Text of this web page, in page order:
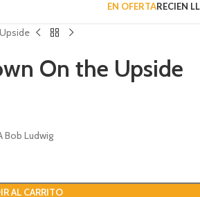
EN OFERTARECIEN
On the Upside
Bob Ludwig
AL CARRITO